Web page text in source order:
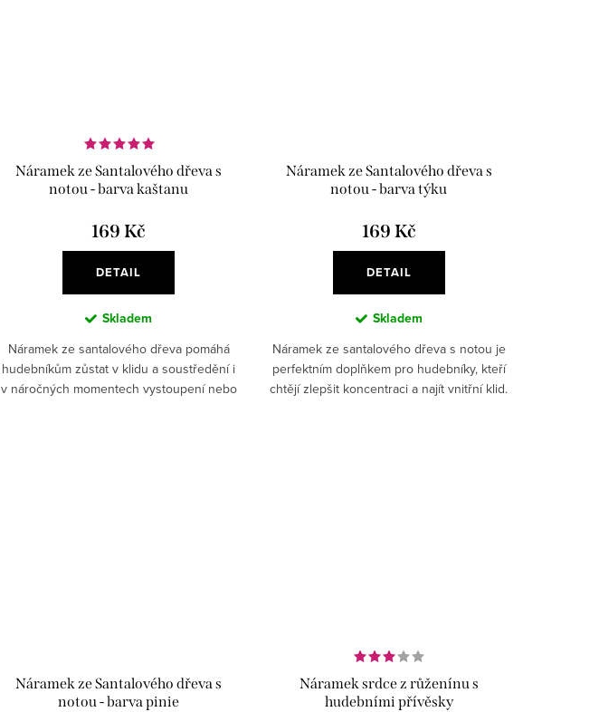
Náramek ze Santalového dřeva s
notou - barva kaštanu
169 Kč
DETAIL
Skladem
Náramek ze santalového dřeva pomáhá
hudebníkům zůstat v klidu a soustředění i
v náročných momentech vystoupení nebo
Náramek ze Santalového dřeva s
notou - barva týku
169 Kč
DETAIL
Skladem
Náramek ze santalového dřeva s notou je
perfektním doplňkem pro hudebníky, kteří
chtějí zlepšit koncentraci a najít vnitřní klid.
Náramek ze Santalového dřeva s
notou - barva pinie
Náramek srdce z růženínu s
hudebními přívěsky